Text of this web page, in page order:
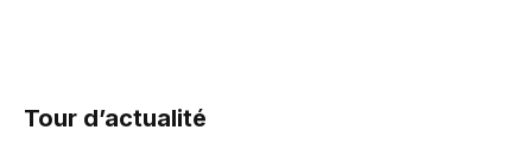
Tour d’actualité